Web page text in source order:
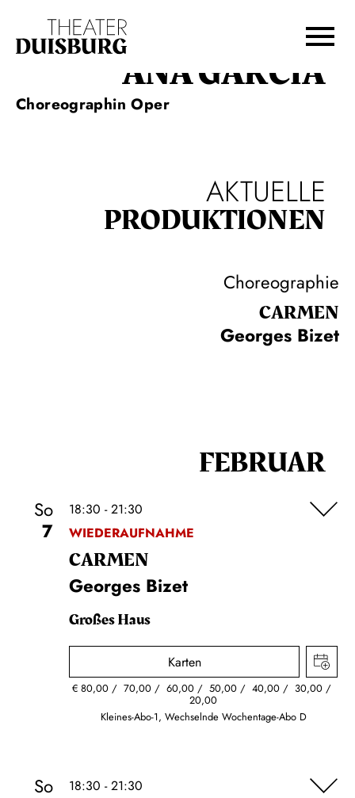
Zur Hauptnavigation springen
Zum Footer springen ANA GARCIA
Choreographin Oper
AKTUELLE
PRODUKTIONEN
Choreographie
CARMEN
Georges Bizet
FEBRUAR
So
7
18:30 - 21:30
WIEDERAUFNAHME
CARMEN
Georges Bizet
Großes Haus
Karten
€80,00 70,00 60,00 50,00 40,00 30,00
20,00
Kleines-Abo-1, Wechselnde Wochentage-Abo D
So
18:30 - 21:30